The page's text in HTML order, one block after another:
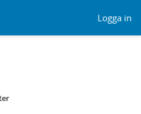
Logga in